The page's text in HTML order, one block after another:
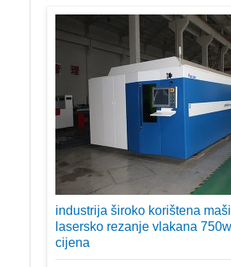
industrija široko korištena
lasersko rezanje vlakana
cijena